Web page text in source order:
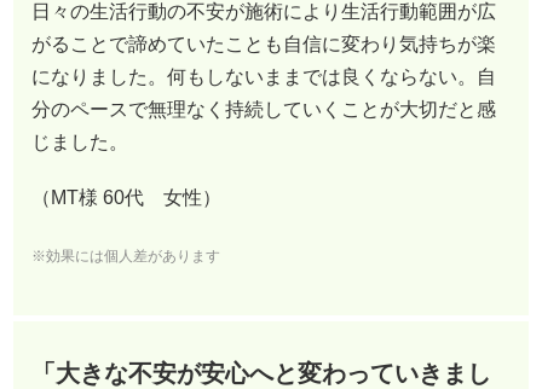
日々の生活行動の不安が施術により生活行動範囲が広
がることで諦めていたことも自信に変わり気持ちが楽
になりました。何もしないままでは良くならない。自
分のペースで無理なく持続していくことが大切だと感
じました。
（MT様 60代 女性）
※効果には個人差があります
「大きな不安が安心へと変わっていきまし